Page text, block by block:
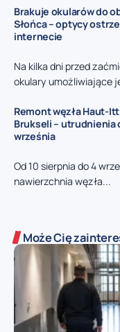
Brakuje okularów do
Słońca – optycy
internecie
Na kilka dni przed
okulary umożliwiające
Remont węzła Haut-
Brukseli – utrudnienia
września
Od 10 sierpnia do 4
nawierzchnia węzła...
Może Cię